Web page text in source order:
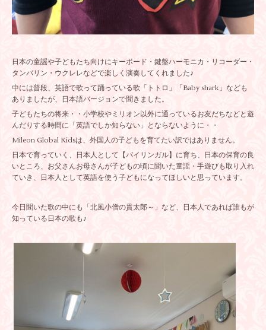
日本の童謡や子どもたち向けにキーボード・鍵盤ハーモニカ・リコーダー・
タンバリン・ウクレレなどで楽しく演奏してくれました♪
中には普段、英語で歌って踊っている歌「トトロ」「Baby shark」なども
ありましたが、日本語バージョンで聞きました。
子どもたちの将来・・小学校やミリオン以外に通っているお友だちなどと遊
んだりする時間に「英語でしか知らない」とならないように・・
Mileon Global Kidsは、外国人の子どもを育てたい訳ではありません。
日本で育っていく、日本人として【バイリンガル】に育ち、日本の保育の良
いところ、お父さんお母さんが子どもの頃に聞いた童謡・手遊びも取り入れ
ていき、日本人として英語を使う子どもになってほしいと思っています。
今日聞いた歌の中にも「北風小僧の貫太郎～」など、日本人であれば誰もが
知っている日本の歌も♪